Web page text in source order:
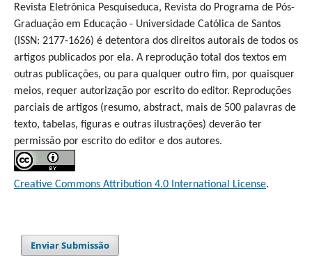
Revista Eletrônica Pesquiseduca, Revista do Programa de Pós-
Graduação em Educação - Universidade Católica de Santos
(ISSN: 2177-1626) é detentora dos direitos autorais de todos os
artigos publicados por ela. A reprodução total dos textos em
outras publicações, ou para qualquer outro fim, por quaisquer
meios, requer autorização por escrito do editor. Reproduções
parciais de artigos (resumo, abstract, mais de 500 palavras de
texto, tabelas, figuras e outras ilustrações) deverão ter
permissão por escrito do editor e dos autores.
Creative Commons Attribution 4.0 International License.
Enviar Submissão